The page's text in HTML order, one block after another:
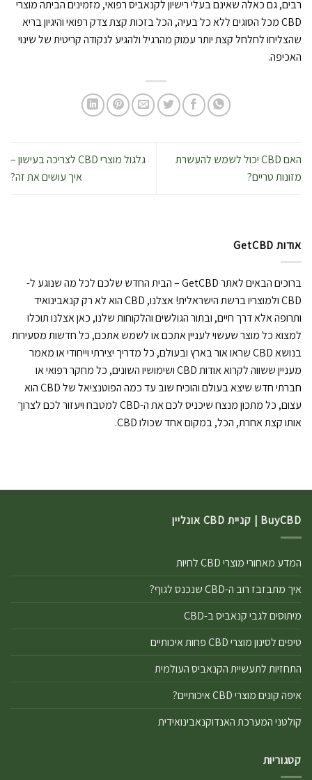
רבים, גם כאלה שאינם בעלי רישיון לקנאביס רפואי, מזמינים הביתה מוצרי
CBD מכל הסוגים ללא כל בעיה, הכל בזכות קצת צדק רפואי והיגיון בריא
שהצליחו לחלחל קצת יותר עמוק מהרגיל ולהגיע לנקודה קריטית של שינוי
האכיפה.
האם CBD יכול לשמש להעשרת
מזונות טריים?
גלגול מוצרי CBD לצריכה בעישון –
איך עושים את זה?
אודות GetCBD
ברוכים הבאים לאתר GetCBD – הבית החדש שלכם לכל מה שנוגע ל-
CBD ולמוצריו ברשת הישראלית! אצלנו, CBD הוא לא רק קנאבינואיד
ותרופה אלא דרך חיים, ובתור הגולשים והלקוחות שלנו, כאן אצלנו תוכלו
למצוא כל מוצר שעשוי לעניין אתכם או לשמש אתכם, כל חדשות מסעירות
בנושא CBD שראו אור בארץ ובעולם, כל מדריך יצירתי וייחודי או מאמר
מעניין ששווה לקרוא אודות CBD ושימושיו השונים, כל מחקר רפואי או
חברתי חדש שיצא בעולם והוכיח שוב עד כמה הפוטנציאל של CBD הוא
עצום, כל מתכון מנצח שיכניס לכם את ה-CBD למטבח ויעזור לכם לצרוך
אותו קצת אחרת, הכל, במקום אחד שכולו CBD.
BuyCBD | קניית CBD אונליין
המדע מאחורי מוצרי CBD לחיות
איך מתבזבז רוב ה-CBD שנכנס לגוף?
מיתוסים לגבי קנאביס ב-CBD
טיפים לסינון מוצרי CBD פחות איכותיים
התחזיות לתעשיית הקנאביס העולמית
איפה קונים מוצרי CBD איכותיים?
קולטני המערכת האנדוקנאבינואידית
קטגוריות